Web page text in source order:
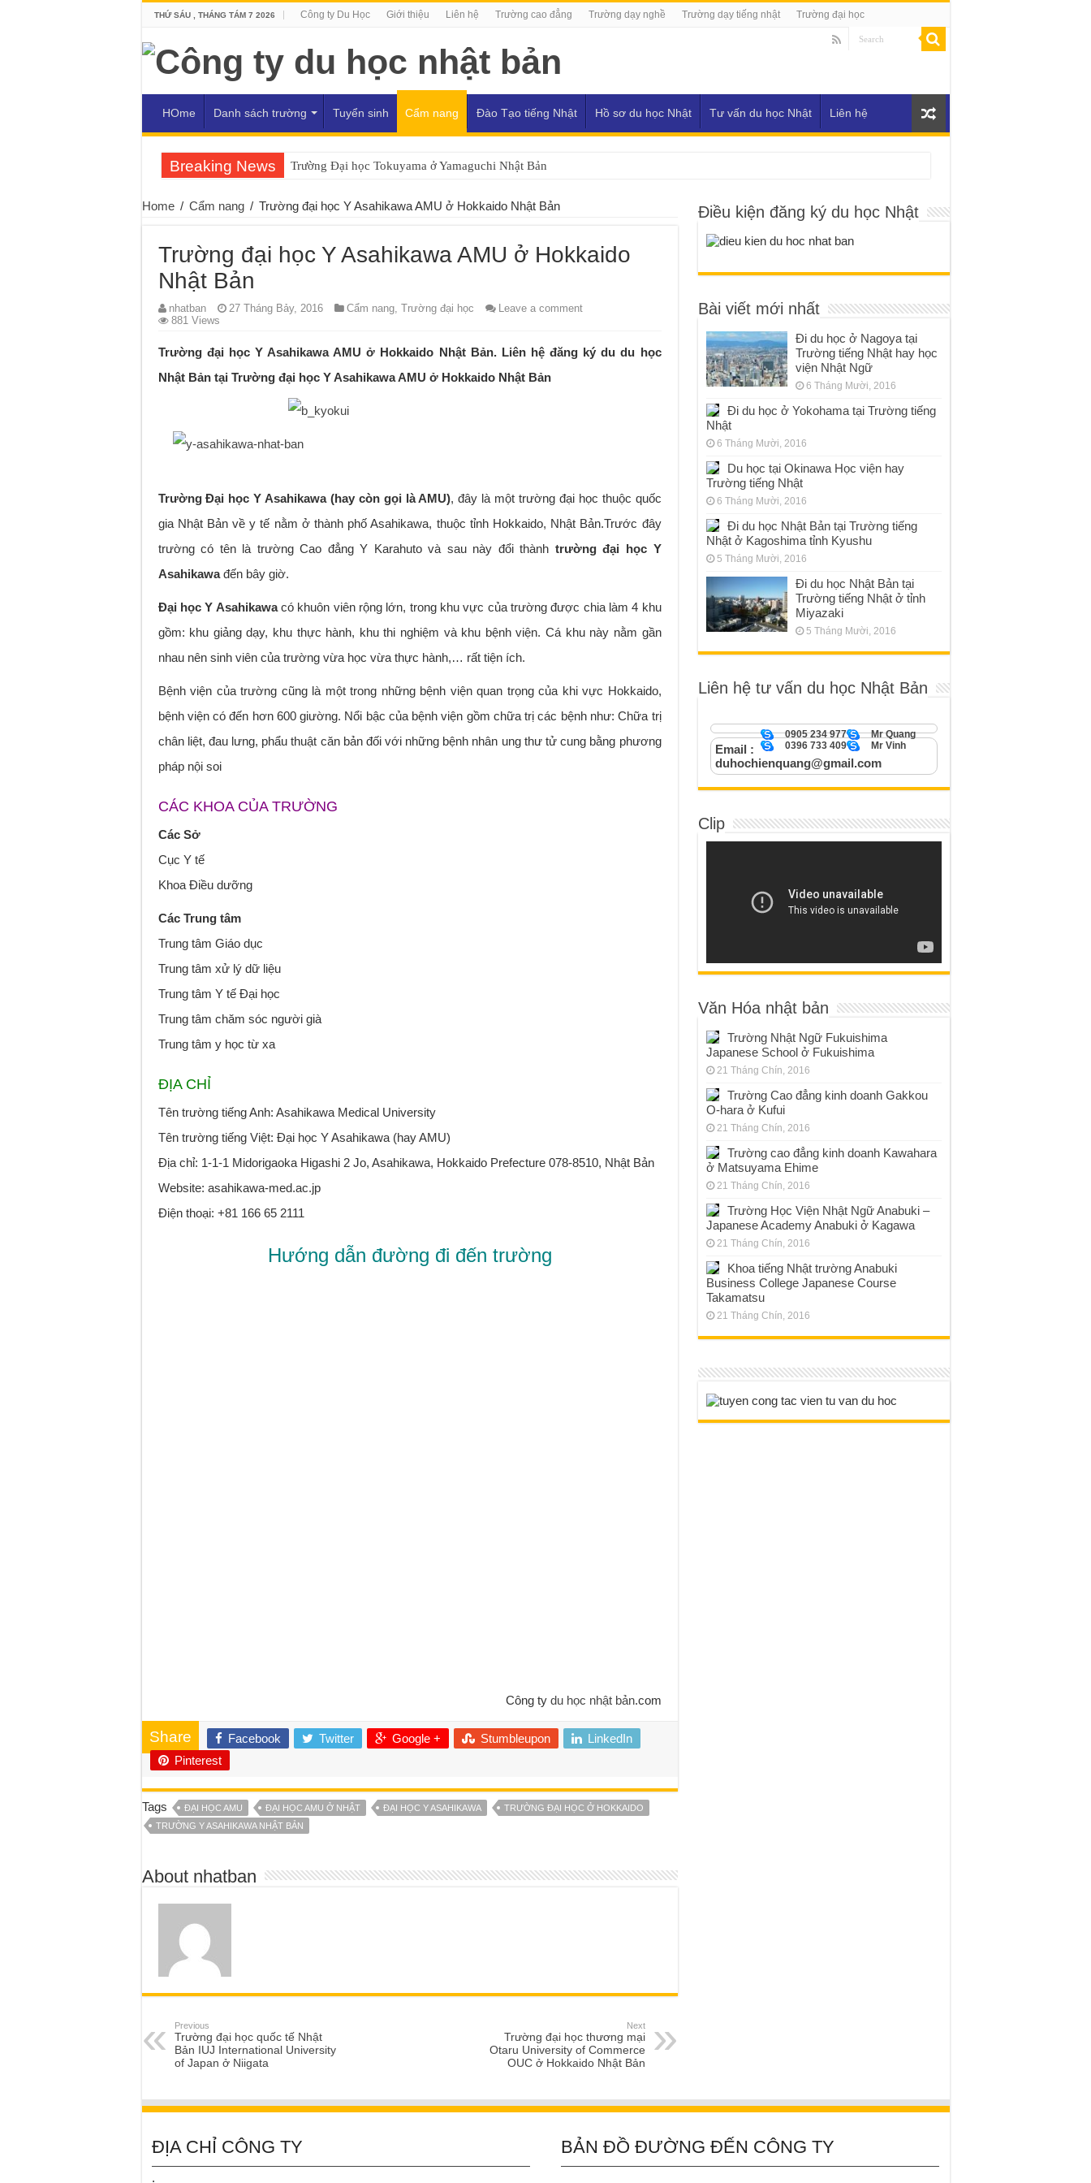
THỨ SÁU , THÁNG TÁM 7 2026 Công ty Du Học Giới thiệu Liên hệ Trường cao đẳng Trường dạy nghề Trường dạy tiếng nhật Trường đại học
HOme Danh sách trường Tuyển sinh Cẩm nang Đào Tạo tiếng Nhật Hồ sơ du học Nhật Tư vấn du học Nhật Liên hệ
Breaking News Trường Đại học Tokuyama ở Yamaguchi Nhật Bản
Home / Cẩm nang / Trường đại học Y Asahikawa AMU ở Hokkaido Nhật Bản
Trường đại học Y Asahikawa AMU ở Hokkaido
Nhật Bản
nhatban 27 Tháng Bảy, 2016 Cẩm nang, Trường đại học
Leave a comment
881 Views
Trường đại học Y Asahikawa AMU ở Hokkaido Nhật Bản. Liên hệ đăng ký du du học
Nhật Bản tại Trường đại học Y Asahikawa AMU ở Hokkaido Nhật Bản
Trường Đại học Y Asahikawa (hay còn gọi là AMU), đây là một trường đại học thuộc quốc
gia Nhật Bản về y tế nằm ở thành phố Asahikawa, thuộc tỉnh Hokkaido, Nhật Bản.Trước đây
trường có tên là trường Cao đẳng Y Karahuto và sau này đổi thành trường đại học Y
Asahikawađến bây giờ.
Đại học Y Asahikawacó khuôn viên rộng lớn, trong khu vực của trường được chia làm 4 khu
gồm: khu giảng dạy, khu thực hành, khu thi nghiệm và khu bệnh viện. Cá khu này nằm gần
nhau nên sinh viên của trường vừa học vừa thực hành,… rất tiện ích.
Bệnh viện của trường cũng là một trong những bệnh viện quan trọng của khi vực Hokkaido,
bệnh viện có đến hơn 600 giường. Nổi bậc của bệnh viện gồm chữa trị các bệnh như: Chữa trị
chân liệt, đau lưng, phẩu thuật căn bản đối với những bệnh nhân ung thư tử cung bằng phương
pháp nội soi
CÁC KHOA CỦA TRƯỜNG
Các Sở
Cục Y tế
Khoa Điều dưỡng
Các Trung tâm
Trung tâm Giáo dục
Trung tâm xử lý dữ liệu
Trung tâm Y tế Đại học
Trung tâm chăm sóc người già
Trung tâm y học từ xa
ĐỊA CHỈ
Tên trường tiếng Anh: Asahikawa Medical University
Tên trường tiếng Việt: Đại học Y Asahikawa (hay AMU)
Địa chỉ: 1-1-1 Midorigaoka Higashi 2 Jo, Asahikawa, Hokkaido Prefecture 078-8510, Nhật Bản
Website: asahikawa-med.ac.jp
Điện thoại: +81 166 65 2111
Hướng dẫn đường đi đến trường
Công ty du học nhật bản.com
Share Facebook Twitter Google + Stumbleupon
LinkedIn
Pinterest
Tags ĐẠI HỌC AMU ĐẠI HỌC AMU Ở NHẬT ĐẠI HỌC Y ASAHIKAWA
TRƯỜNG ĐẠI HỌC Ở HOKKAIDO
TRƯỜNG Y ASAHIKAWA NHẬT BẢN
About nhatban
Previous
Trường đại học quốc tế Nhật
Bản IUJ International University
of Japan ở Niigata
Next
Trường đại học thương mại
Otaru University of Commerce
OUC ở Hokkaido Nhật Bản
Điều kiện đăng ký du học Nhật
Bài viết mới nhất
Đi du học ở Nagoya tại
Trường tiếng Nhật hay học
viện Nhật Ngữ
6 Tháng Mười, 2016
Đi du học ở Yokohama tại Trường tiếng
Nhật
6 Tháng Mười, 2016
Du học tại Okinawa Học viện hay
Trường tiếng Nhật
6 Tháng Mười, 2016
Đi du học Nhật Bản tại Trường tiếng
Nhật ở Kagoshima tỉnh Kyushu
5 Tháng Mười, 2016
Đi du học Nhật Bản tại
Trường tiếng Nhật ở tỉnh
Miyazaki
5 Tháng Mười, 2016
Liên hệ tư vấn du học Nhật Bản
Mr Quang
0905 234 977
Mr Vinh
0396 733 409
Email :
duhochienquang@gmail.com
Clip
Văn Hóa nhật bản
Trường Nhật Ngữ Fukuishima
Japanese School ở Fukuishima
21 Tháng Chín, 2016
Trường Cao đẳng kinh doanh Gakkou
O-hara ở Kufui
21 Tháng Chín, 2016
Trường cao đẳng kinh doanh Kawahara
ở Matsuyama Ehime
21 Tháng Chín, 2016
Trường Học Viện Nhật Ngữ Anabuki –
Japanese Academy Anabuki ở Kagawa
21 Tháng Chín, 2016
Khoa tiếng Nhật trường Anabuki
Business College Japanese Course
Takamatsu
21 Tháng Chín, 2016
ĐỊA CHỈ CÔNG TY
.
BẢN ĐỒ ĐƯỜNG ĐẾN CÔNG TY